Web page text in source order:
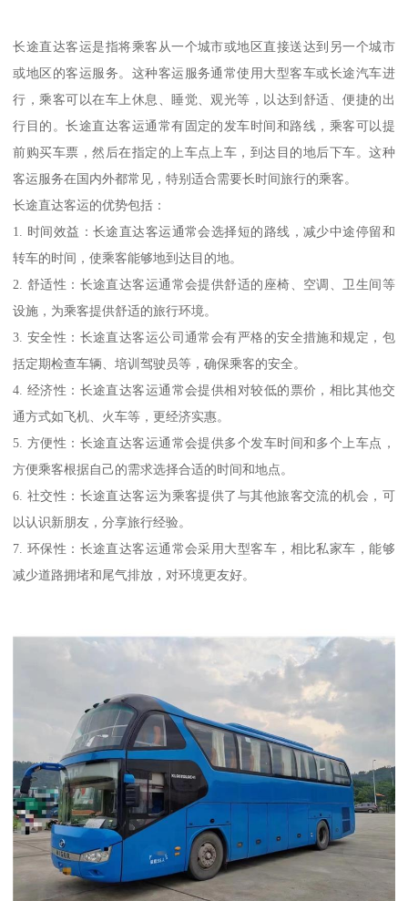
长途直达客运是指将乘客从一个城市或地区直接送达到另一个城市
或地区的客运服务。这种客运服务通常使用大型客车或长途汽车进
行，乘客可以在车上休息、睡觉、观光等，以达到舒适、便捷的出
行目的。长途直达客运通常有固定的发车时间和路线，乘客可以提
前购买车票，然后在指定的上车点上车，到达目的地后下车。这种
客运服务在国内外都常见，特别适合需要长时间旅行的乘客。
长途直达客运的优势包括：
1. 时间效益：长途直达客运通常会选择短的路线，减少中途停留和
转车的时间，使乘客能够地到达目的地。
2. 舒适性：长途直达客运通常会提供舒适的座椅、空调、卫生间等
设施，为乘客提供舒适的旅行环境。
3. 安全性：长途直达客运公司通常会有严格的安全措施和规定，包
括定期检查车辆、培训驾驶员等，确保乘客的安全。
4. 经济性：长途直达客运通常会提供相对较低的票价，相比其他交
通方式如飞机、火车等，更经济实惠。
5. 方便性：长途直达客运通常会提供多个发车时间和多个上车点，
方便乘客根据自己的需求选择合适的时间和地点。
6. 社交性：长途直达客运为乘客提供了与其他旅客交流的机会，可
以认识新朋友，分享旅行经验。
7. 环保性：长途直达客运通常会采用大型客车，相比私家车，能够
减少道路拥堵和尾气排放，对环境更友好。